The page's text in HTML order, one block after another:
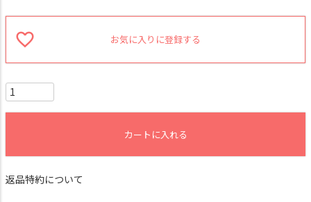
お気に入りに登録する
カートに入れる
返品特約について